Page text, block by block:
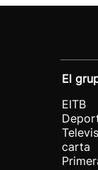
El
EITB
carta